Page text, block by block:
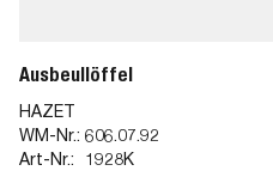
Ausbeullöffel
HAZET
WM-Nr.: 606.07.92
Art-Nr.:
1928K